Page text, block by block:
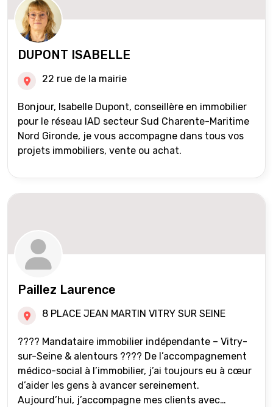
DUPONT ISABELLE
22 rue de la mairie
Bonjour, Isabelle Dupont, conseillère en immobilier
pour le réseau IAD secteur Sud Charente-Maritime
Nord Gironde, je vous accompagne dans tous vos
projets immobiliers, vente ou achat.
Paillez Laurence
8 PLACE JEAN MARTIN VITRY SUR SEINE
???? Mandataire immobilier indépendante – Vitry-
sur-Seine & alentours ???? De l’accompagnement
médico-social à l’immobilier, j’ai toujours eu à cœur
d’aider les gens à avancer sereinement.
Aujourd’hui, j’accompagne mes clients avec